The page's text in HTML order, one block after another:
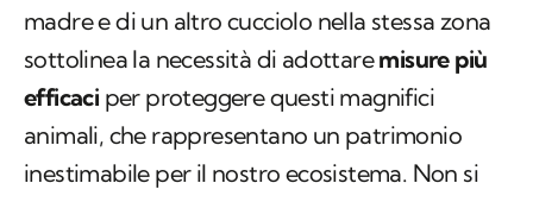
madre e di un altro cucciolo nella stessa zona
sottolinea la necessità di adottaremisure più
efficaci per proteggere questi magnifici
animali, che rappresentano un patrimonio
inestimabile per il nostro ecosistema. Non si